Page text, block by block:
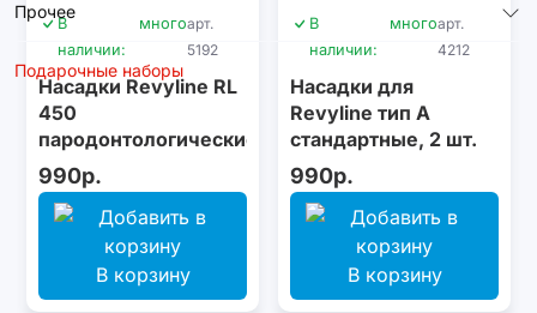
Прочее
Подарочные наборы
В
наличии:
многоарт.
5192
Насадки Revyline RL
450
пародонтологические,
2 шт.
990р.
В корзину
В
наличии:
многоарт.
4212
Насадки для
Revyline тип А
стандартные, 2 шт.
990р.
В корзину